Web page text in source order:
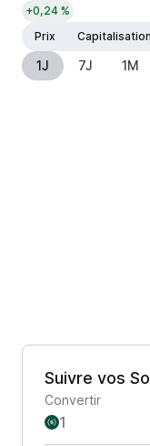
+0,24 %
Prix
1J 7J 1M
Suivre vos
Convertir